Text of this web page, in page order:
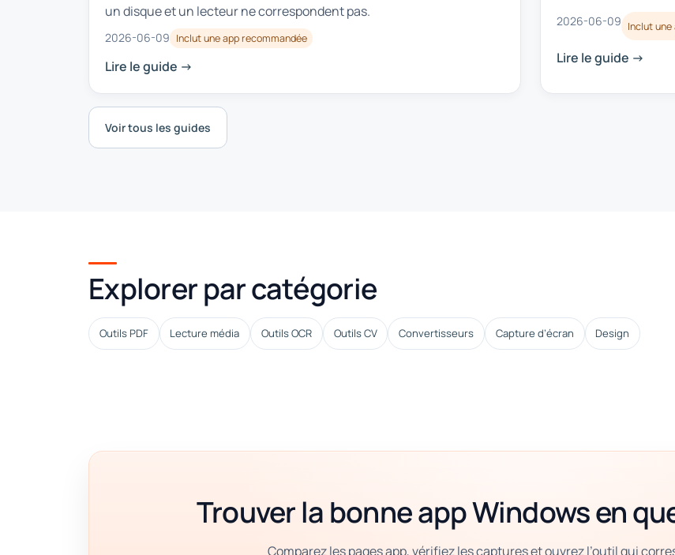
un disque et un lecteur ne correspondent pas.
2026-06-09 Inclut une app recommandée
Lire le guide ->
2026-06-09 Inclut une
Lire le guide ->
Voir tous les guides
Explorer par catégorie
Outils PDF Lecture média Outils OCR Outils CV Convertisseurs Capture d’écran Design
Trouver la bonne app Windows en
Comparez les pages app, vérifiez les captures et ouvrez l’outil qui